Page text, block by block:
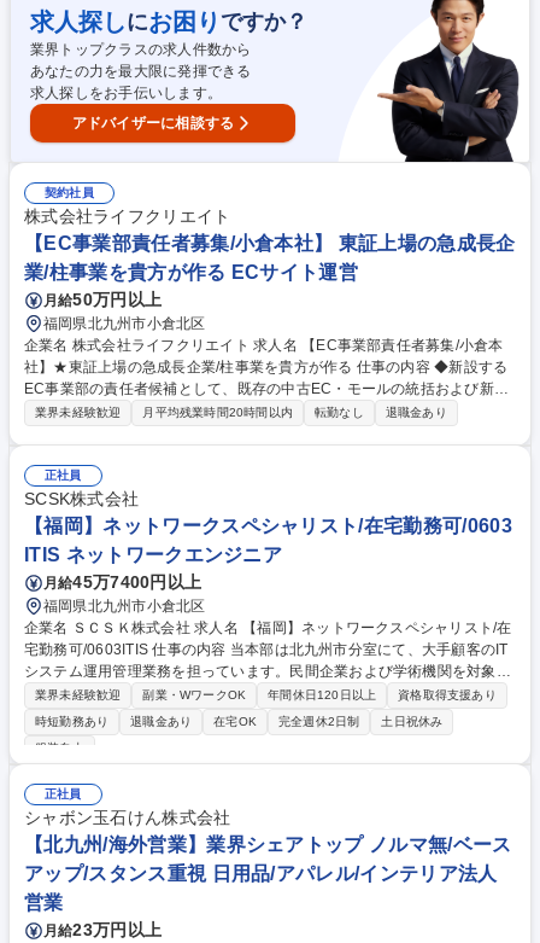
コンプライアンスやガバナンスの順守、管理 ■社内諸規定の制定、改廃の
立案及び統括管理 等 ※各役所等訪問の際、社用車を運転する場合があり
ます。※変更の範囲：会社の定める業務 募集職種 【北九州支社/管理本部
責任者】輸入タイヤの通販企業/経理財務・人事責任者
求人探しにお困り ですか？
業界トップクラスの求人件数から
あなたの力を最大限に発揮できる
求人探しをお手伝いします。
アドバイザーに相談する
契約社員
株式会社ライフクリエイト
【EC事業部責任者募集/小倉本社】 東証上場の急成長企
業/柱事業を貴方が作る ECサイト運営
月給50万円以上
福岡県北九州市小倉北区
企業名 株式会社ライフクリエイト 求人名 【EC事業部責任者募集/小倉本
社】★東証上場の急成長企業/柱事業を貴方が作る 仕事の内容 ◆新設する
EC事業部の責任者候補として、既存の中古EC・モールの統括および新規
自社ブランドECサイトの構築・運営をお任せします。プレイングマネー
業戦略立案・KPI管理 ■自社ブランドECサイト構築の要件定義、制作会社
のディレクション ■商品登録、状態ランク等の運用設計 ■SEO、Web広
告、SNS等の企画実行 ■店舗在庫・買取・物流等の業務フロー整備 ■メン
バー採用・育成、法務ルール整備 ■法令、表示、個人情報、古物営業法に
関する運用ルール整備 ■経営陣への月次レポート、改善提案 等 募集職種
【EC事業部責任者募集/小倉本社】★東証上場の急成長企業/柱事業を貴方
が作る
業界未経験歓迎 月平均残業時間20時間以内 転勤なし 退職金あり
正社員
SCSK株式会社
【福岡】ネットワークスペシャリスト/在宅勤務可/0603
ITIS ネットワークエンジニア
月給45万7400円以上
福岡県北九州市小倉北区
企業名 ＳＣＳＫ株式会社 求人名 【福岡】ネットワークスペシャリスト/在
宅勤務可/0603ITIS 仕事の内容 当本部は北九州市分室にて、大手顧客のIT
システム運用管理業務を担っています。民間企業および学術機関を対象
に、ITインフラ基盤の提案から構築、保守運用までを担います。 顧客ITシ
ステムのネットワーク設計・構築・運用・障害対応業務をお任せし、既存
ネットワーク基盤の見直しや新規案件の技術検討、セキュリティ強化策の
ング・ルーティング、ネットワークセキュリティ、負荷分散・最適化、解
析・監視 ■案件工程：基本設計・提案、詳細設計・検証、構築・移行展
開、運用保守・最適化 募集職種 【福岡】ネットワークスペシャリスト/在
宅勤務可/0603ITIS
業界未経験歓迎 副業・WワークOK 年間休日120日以上
資格取得支援あり
時短勤務あり
退職金あり 在宅OK 完全週休2日制
土日祝休み
服装自由
正社員
シャボン玉石けん株式会社
【北九州/海外営業】業界シェアトップ ノルマ無/ベース
アップ/スタンス重視 日用品/アパレル/インテリア法人
営業
月給23万円以上